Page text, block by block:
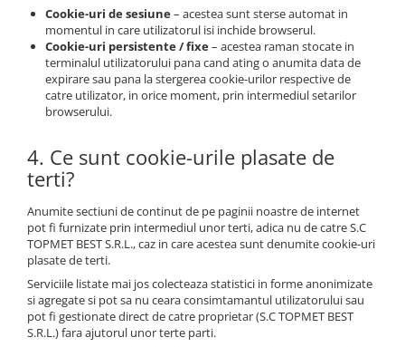
Cookie-uri de sesiune– acestea sunt sterse automat in
momentul in care utilizatorul isi inchide browserul.
Cookie-uri persistente / fixe– acestea raman stocate in
terminalul utilizatorului pana cand ating o anumita data de
expirare sau pana la stergerea cookie-urilor respective de
catre utilizator, in orice moment, prin intermediul setarilor
browserului.
4. Ce sunt cookie-urile plasate de
terti?
Anumite sectiuni de continut de pe paginii noastre de internet
pot fi furnizate prin intermediul unor terti, adica nu de catre S.C
TOPMET BEST S.R.L., caz in care acestea sunt denumite cookie-uri
plasate de terti.
Serviciile listate mai jos colecteaza statistici in forme anonimizate
si agregate si pot sa nu ceara consimtamantul utilizatorului sau
pot fi gestionate direct de catre proprietar (S.C TOPMET BEST
S.R.L.) fara ajutorul unor terte parti.